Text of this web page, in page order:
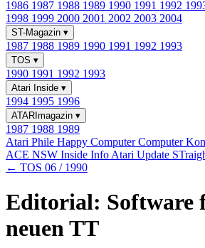
1986 1987 1988 1989 1990 1991 1992
1998 1999 2000 2001 2002 2003 2004
ST-Magazin ▾
1987 1988 1989 1990 1991 1992 1993
TOS ▾
1990 1991 1992 1993
Atari Inside ▾
1994 1995 1996
ATARImagazin ▾
1987 1988 1989
Atari Phile Happy ComputerComputer
ACE NSW Inside Info Atari Update
← TOS 06 / 1990
Editorial: Software
neuen TT